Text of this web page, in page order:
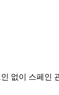
없이 스페인